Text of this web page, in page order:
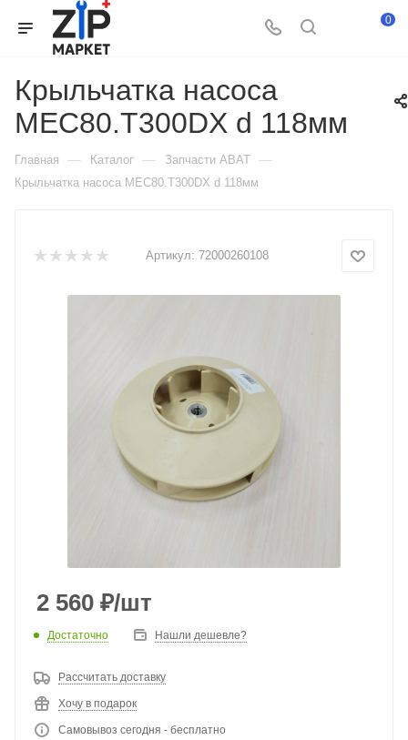
0
Крыльчатка насоса
MEC80.Т300DХ d 118мм
Главная — Каталог — Запчасти ABAT —
Крыльчатка насоса MEC80.Т300DХ d 118мм
Артикул: 72000260108
2 560 ₽/шт
Достаточно Нашли дешевле?
Рассчитать доставку
Хочу в подарок
Самовывоз сегодня - бесплатно